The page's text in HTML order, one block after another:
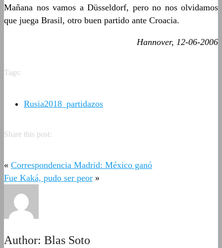
Mañana nos vamos a Düsseldorf, pero no nos olvidamos
que juega Brasil, otro buen partido ante Croacia.
Hannover, 12-06-2006
Tags:
Rusia2018_partidazos
Share this post:
« Correspondencia Madrid: México ganó
Fue Kaká, pudo ser peor »
Author: Blas Soto